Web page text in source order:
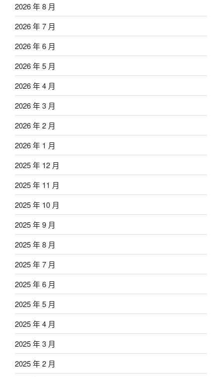
2026 年 8 月
2026 年 7 月
2026 年 6 月
2026 年 5 月
2026 年 4 月
2026 年 3 月
2026 年 2 月
2026 年 1 月
2025 年 12 月
2025 年 11 月
2025 年 10 月
2025 年 9 月
2025 年 8 月
2025 年 7 月
2025 年 6 月
2025 年 5 月
2025 年 4 月
2025 年 3 月
2025 年 2 月